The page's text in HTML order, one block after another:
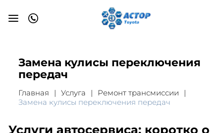
Замена кулисы переключения
передач
Главная Услуга
Ремонт трансмиссии
Замена кулисы переключения передач
Услуги автосервиса: коротко о